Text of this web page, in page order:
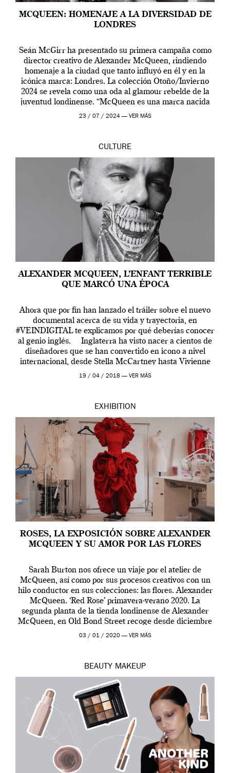
MCQUEEN: HOMENAJE A LA DIVERSIDAD DE
LONDRES
Seán McGirr ha presentado su primera campaña como
director creativo de Alexander McQueen, rindiendo
homenaje a la ciudad que tanto influyó en él y en la
icónica marca: Londres. La colección Otoño/Invierno
2024 se revela como una oda al glamour rebelde de la
juventud londinense. “McQueen es una marca nacida
en Londres y siempre ha […]
23 / 07 / 2024 — VER MÁS
CULTURE
ALEXANDER MCQUEEN, L’ENFANT TERRIBLE
QUE MARCÓ UNA ÉPOCA
Ahora que por fin han lanzado el tráiler sobre el nuevo
documental acerca de su vida y trayectoria, en
#VEINDIGITAL te explicamos por qué deberías conocer
al genio inglés. Inglaterra ha visto nacer a cientos de
diseñadores que se han convertido en icono a nivel
internacional, desde Stella McCartney hasta Vivienne
Westwood pasando […]
19 / 04 / 2018 — VER MÁS
EXHIBITION
ROSES, LA EXPOSICIÓN SOBRE ALEXANDER
MCQUEEN Y SU AMOR POR LAS FLORES
Sarah Burton nos ofrece un viaje por el atelier de
McQueen, así como por sus procesos creativos con un
hilo conductor en sus colecciones: las flores. Alexander
McQueen. ‘Red Rose’ primavera-verano 2020. La
segunda planta de la tienda londinense de Alexander
McQueen, en Old Bond Street recoge desde diciembre
de 2019 hasta final de abril […]
03 / 01 / 2020 — VER MÁS
BEAUTY MAKEUP